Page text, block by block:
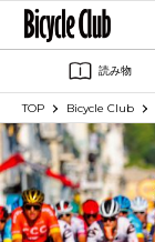
読み物
TOP Bicycle Club